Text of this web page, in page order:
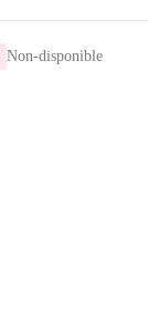
Non-disponible